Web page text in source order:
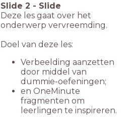
Slide 2 - Slide
Deze les gaat over het
onderwerp vervreemding.
Doel van deze les:
Verbeelding aanzetten
door middel van
dummie-oefeningen;
en OneMinute
fragmenten om
leerlingen te inspireren.